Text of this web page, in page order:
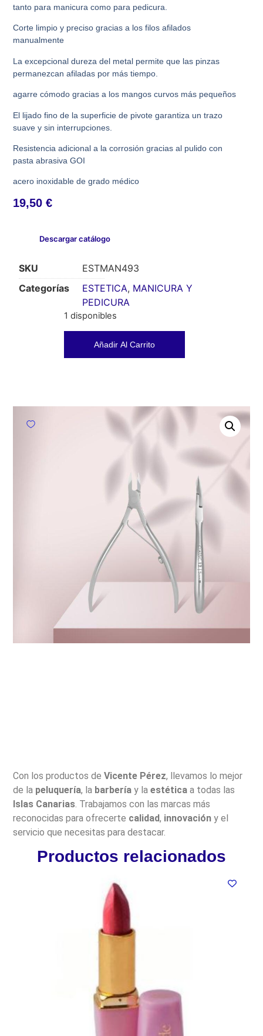
tanto para manicura como para pedicura.
Corte limpio y preciso gracias a los filos afilados
manualmente
La excepcional dureza del metal permite que las pinzas
permanezcan afiladas por más tiempo.
agarre cómodo gracias a los mangos curvos más pequeños
El lijado fino de la superficie de pivote garantiza un trazo
suave y sin interrupciones.
Resistencia adicional a la corrosión gracias al pulido con
pasta abrasiva GOI
acero inoxidable de grado médico
19,50€
Descargar catálogo
SKU
ESTMAN493
Categorías
ESTETICA, MANICURA Y
PEDICURA
1 disponibles
Añadir Al Carrito
Con los productos deVicente Pérez, llevamos lo mejor
de la peluquería, la barbería y laestética a todas las
Islas Canarias. Trabajamos con las marcas más
reconocidas para ofrecerte calidad, innovación y el
servicio que necesitas para destacar.
Productos relacionados